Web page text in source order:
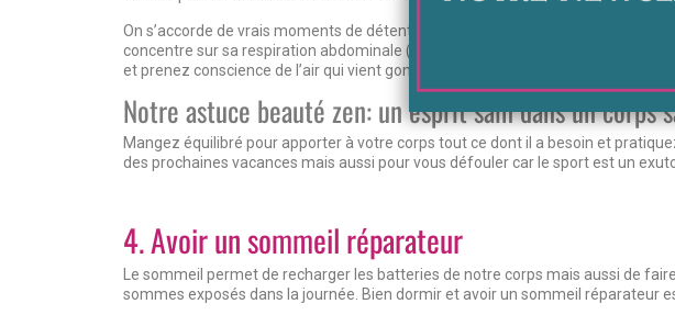
On s’accorde de vrais moments de détente, loin des écrans – oui, même de
concentre sur sa respiration abdominale (par le ventre). Allongée sur le dos ou
et prenez conscience de l’air qui vient gonfler votre ventre et expirez
Notre astuce beauté zen: un esprit sain dans un corps
Mangez équilibré pour apporter à votre corps tout ce dont il a besoin et
des prochaines vacances mais aussi pour vous défouler car le sport est un
4. Avoir un sommeil réparateur
Le sommeil permet de recharger les batteries de notre corps mais aussi de
sommes exposés dans la journée. Bien dormir et avoir un sommeil réparateur